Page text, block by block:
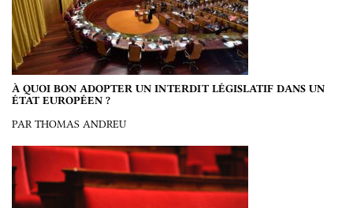
À QUOI BON ADOPTER UN INTERDIT LÉGISLATIF DANS UN
ÉTAT EUROPÉEN ?
PAR THOMAS ANDREU